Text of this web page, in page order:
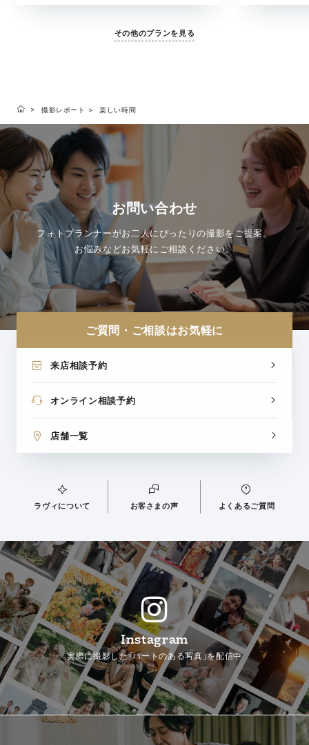
その他のプランを見る
撮影レポート 楽しい時間
お問い合わせ
フォトプランナーがお二人にぴったりの撮影をご提案。
お悩みなどお気軽にご相談ください。
ご質問・ご相談はお気軽に
来店相談予約
オンライン相談予約
店舗一覧
ラヴィについて お客さまの声 よくあるご質問
Instagram
実際に撮影した「ハートのある写真」を配信中